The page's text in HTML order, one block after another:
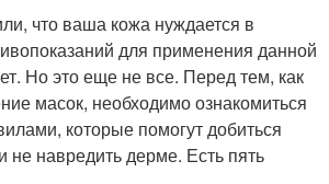
что ваша кожа нуждается в
для применения данной
Но это еще не все. Перед тем, как
масок, необходимо ознакомиться
которые помогут добиться
не навредить дерме. Есть пять